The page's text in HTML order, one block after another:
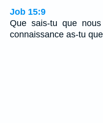
Job 15:9
Que sais-tu que
connaissance as-tu